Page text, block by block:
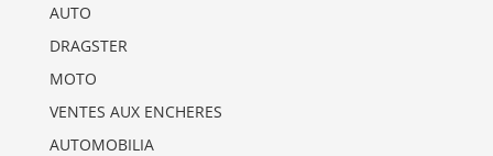
AUTO
DRAGSTER
MOTO
VENTES AUX ENCHERES
AUTOMOBILIA